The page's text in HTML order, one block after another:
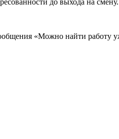
«Можно найти работу